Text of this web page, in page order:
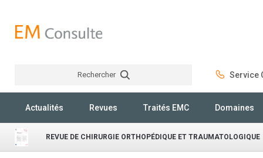
Rechercher Service
Actualités Revues Traités EMC Domaines
REVUE DE CHIRURGIE ORTHOPÉDIQUE ET TRAUMATOLOGIQUE